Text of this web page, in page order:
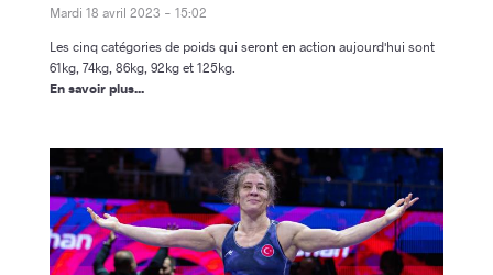
Mardi 18 avril 2023 - 15:02
Les cinq catégories de poids qui seront en action aujourd'hui sont
61kg, 74kg, 86kg, 92kg et 125kg.
En savoir plus...